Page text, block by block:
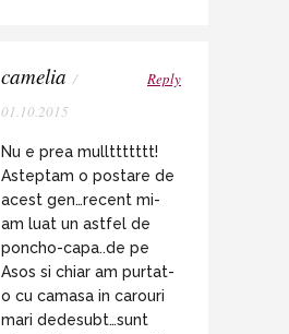
camelia /
01.10.2015
Reply
Nu e prea mullttttttt!
Asteptam o postare de
acest gen…recent mi-
am luat un astfel de
poncho-capa..de pe
Asos si chiar am purtat-
o cu camasa in carouri
mari dedesubt…sunt